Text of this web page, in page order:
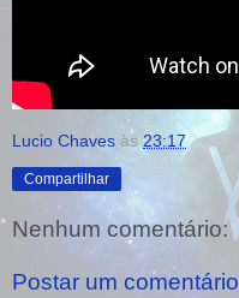
Lucio Chaves às 23:17
Compartilhar
Nenhum comentário:
Postar um comentário